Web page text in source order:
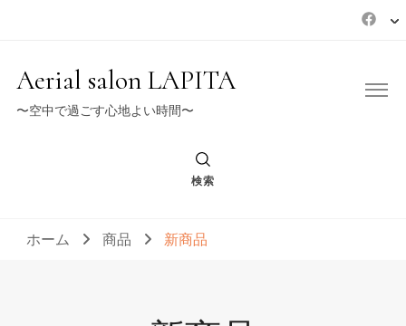
Aerial salon LAPITA
〜空中で過ごす心地よい時間〜
検索
ホーム 商品 新商品